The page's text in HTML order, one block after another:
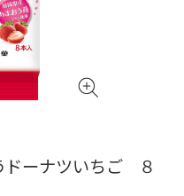
ーナツいちご ８